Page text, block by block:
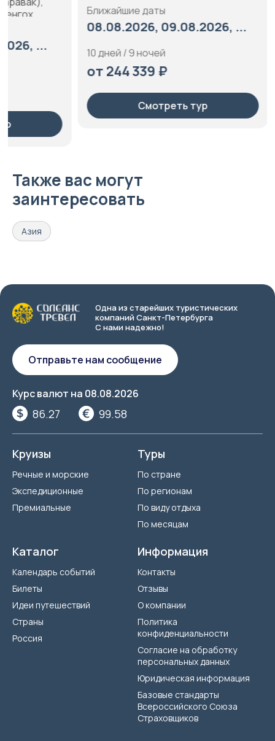
Ближайшие даты
08.08.2026, 09.08.2026, ...
10 дней / 9 ночей
от 244 339 ₽
Смотреть тур
Ближайшие
от 264
Также вас могут
заинтересовать
Азия
Одна из старейших туристических
компаний Санкт-Петербурга
С нами надежно!
Курс валют на 08.08.2026
86.27 99.58
Отправьте нам сообщение
Круизы
Речные и морские
Экспедиционные
Премиальные
Туры
По стране
По регионам
По виду отдыха
По месяцам
Каталог
Календарь событий
Билеты
Идеи путешествий
Страны
Россия
Информация
Контакты
Отзывы
О компании
Политика
конфиденциальности
Согласие на обработку
персональных данных
Юридическая информация
Базовые стандарты
Всероссийского Союза
Страховщиков